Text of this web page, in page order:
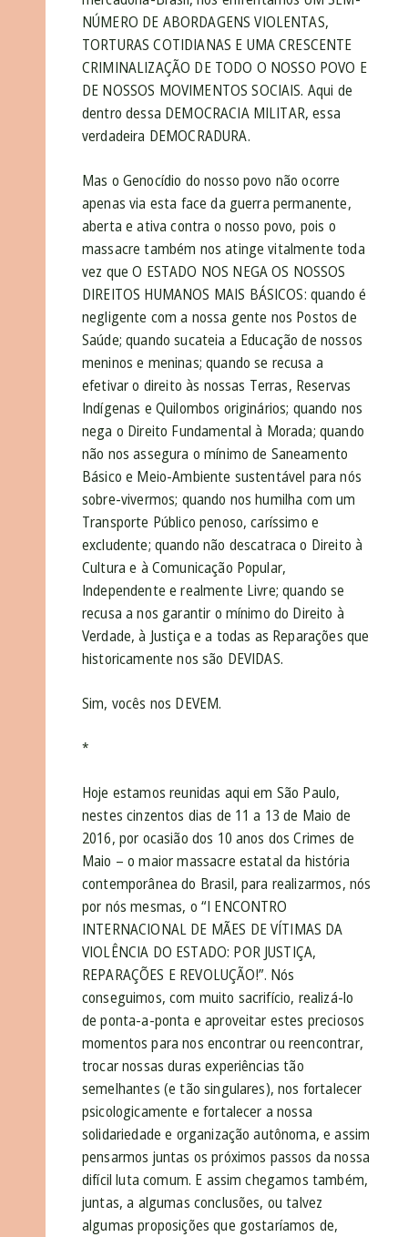
NÚMERO DE ABORDAGENS VIOLENTAS,
TORTURAS COTIDIANAS E UMA CRESCENTE
CRIMINALIZAÇÃO DE TODO O NOSSO POVO E
DE NOSSOS MOVIMENTOS SOCIAIS. Aqui de
dentro dessa DEMOCRACIA MILITAR, essa
verdadeira DEMOCRADURA.
Mas o Genocídio do nosso povo não ocorre
apenas via esta face da guerra permanente,
aberta e ativa contra o nosso povo, pois o
massacre também nos atinge vitalmente toda
vez que O ESTADO NOS NEGA OS NOSSOS
DIREITOS HUMANOS MAIS BÁSICOS: quando é
negligente com a nossa gente nos Postos de
Saúde; quando sucateia a Educação de nossos
meninos e meninas; quando se recusa a
efetivar o direito às nossas Terras, Reservas
Indígenas e Quilombos originários; quando nos
nega o Direito Fundamental à Morada; quando
não nos assegura o mínimo de Saneamento
Básico e Meio-Ambiente sustentável para nós
sobre-vivermos; quando nos humilha com um
Transporte Público penoso, caríssimo e
excludente; quando não descatraca o Direito à
Cultura e à Comunicação Popular,
Independente e realmente Livre; quando se
recusa a nos garantir o mínimo do Direito à
Verdade, à Justiça e a todas as Reparações que
historicamente nos são DEVIDAS.
Sim, vocês nos DEVEM.
*
Hoje estamos reunidas aqui em São Paulo,
nestes cinzentos dias de 11 a 13 de Maio de
2016, por ocasião dos 10 anos dos Crimes de
Maio – o maior massacre estatal da história
contemporânea do Brasil, para realizarmos, nós
por nós mesmas, o “I ENCONTRO
INTERNACIONAL DE MÃES DE VÍTIMAS DA
VIOLÊNCIA DO ESTADO: POR JUSTIÇA,
REPARAÇÕES E REVOLUÇÃO!”. Nós
conseguimos, com muito sacrifício, realizá-lo
de ponta-a-ponta e aproveitar estes preciosos
momentos para nos encontrar ou reencontrar,
trocar nossas duras experiências tão
semelhantes (e tão singulares), nos fortalecer
psicologicamente e fortalecer a nossa
solidariedade e organização autônoma, e assim
pensarmos juntas os próximos passos da nossa
difícil luta comum. E assim chegamos também,
juntas, a algumas conclusões, ou talvez
algumas proposições que gostaríamos de,